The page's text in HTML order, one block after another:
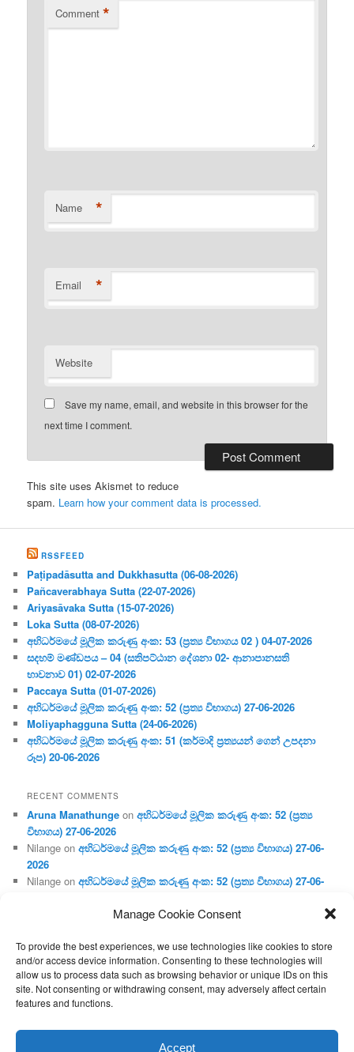
Manage Cookie Consent
To provide the best experiences, we use technologies like cookies to store
and/or access device information. Consenting to these technologies will
allow us to process data such as browsing behavior or unique IDs on this
site. Not consenting or withdrawing consent, may adversely affect certain
features and functions.
Accept
Comment *
Name *
Email *
Website
Save my name, email, and website in this browser for the
next time I comment.
This site uses Akismet to reduce
spam. Learn how your comment data is processed.
RSSFEED
Paṭipadāsutta and Dukkhasutta (06-08-2026)
Pañcaverabhaya Sutta (22-07-2026)
Ariyasāvaka Sutta (15-07-2026)
Loka Sutta (08-07-2026)
අභිධර්මයේ මූලික කරුණු අංක: 53 (ප්‍ර‍ත්‍ය විභාගය 02 ) 04-07-2026
සදහම් මණ්ඩපය – 04 (සතිපට්ඨාන දේශනා 02- ආනාපානසති
භාවනාව 01) 02-07-2026
Paccaya Sutta (01-07-2026)
අභිධර්මයේ මූලික කරුණු අංක: 52 (ප්‍ර‍ත්‍ය විභාගය) 27-06-2026
Moliyaphagguna Sutta (24-06-2026)
අභිධර්මයේ මූලික කරුණු අංක: 51 (කර්මාදි ප්‍ර‍ත්‍යයන් ගෙන් උපදනා
රූප) 20-06-2026
RECENT COMMENTS
Aruna Manathunge onඅභිධර්මයේ මූලික කරුණු අංක: 52 (ප්‍ර‍ත්‍ය
විභාගය) 27-06-2026
Nilange onඅභිධර්මයේ මූලික කරුණු අංක: 52 (ප්‍ර‍ත්‍ය විභාගය) 27-06-
2026
Nilange onඅභිධර්මයේ මූලික කරුණු අංක: 52 (ප්‍ර‍ත්‍ය විභාගය) 27-06-
Aruna Manathungeonඅභිධර්මයේ මූලික කරුණු අංක: 46 (හෘදය,
Gunaratneonඅභිධර්මයේ මූලික කරුණු අංක: 46 (හෘදය, ජීවිත,
ආහාර රූප) 02-05-2026
Proudly powered by WordPress